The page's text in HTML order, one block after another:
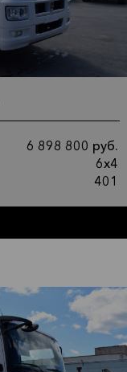
6 898 800 руб.
6х4
401